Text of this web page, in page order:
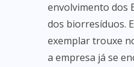
envolvimento dos
dos biorresíduos.
exemplar trouxe
a empresa já se